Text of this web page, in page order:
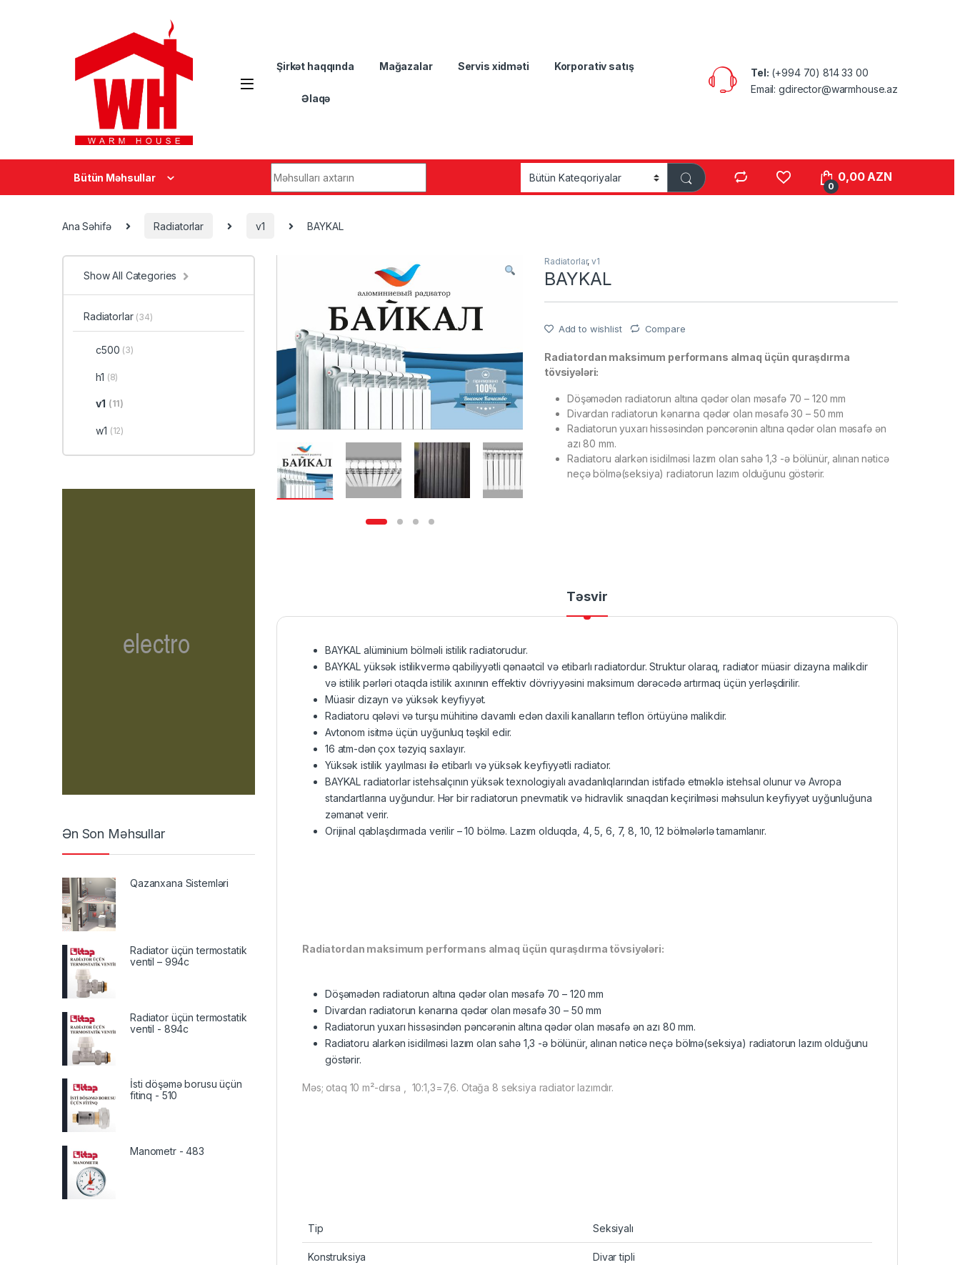
Şirkət haqqında Mağazalar Servis xidməti Korporativ satış
Əlaqə
Tel: (+994 70) 814 33 00
Email: gdirector@warmhouse.az
Bütün Məhsullar
0
0,00AZN
Ana Səhifə Radiatorlar v1 BAYKAL
Radiatorlar,v1
BAYKAL
Add to wishlist Compare
Radiatordan maksimum performans almaq üçün quraşdırma
tövsiyələri:
Döşəmədən radiatorun altına qədər olan məsafə 70 – 120 mm
Divardan radiatorun kənarına qədər olan məsafə 30 – 50 mm
Radiatorun yuxarı hissəsindən pəncərənin altına qədər olan məsafə ən
azı 80 mm.
Radiatoru alarkən isidilməsi lazım olan sahə 1,3 -ə bölünür, alınan nəticə
neçə bölmə(seksiya) radiatorun lazım olduğunu göstərir.
Təsvir
BAYKAL alüminium bölməli istilik radiatorudur.
BAYKAL yüksək istilikvermə qabiliyyətli qənaətcil və etibarlı radiatordur. Struktur olaraq, radiator müasir dizayna malikdir
və istilik pərləri otaqda istilik axınının effektiv dövriyyəsini maksimum dərəcədə artırmaq üçün yerləşdirilir.
Müasir dizayn və yüksək keyfiyyət.
Radiatoru qələvi və turşu mühitinə davamlı edən daxili kanalların teflon örtüyünə malikdir.
Avtonom isitmə üçün uyğunluq təşkil edir.
16 atm-dən çox təzyiq saxlayır.
Yüksək istilik yayılması ilə etibarlı və yüksək keyfiyyətli radiator.
BAYKAL radiatorlar istehsalçının yüksək texnologiyalı avadanlıqlarından istifadə etməklə istehsal olunur və Avropa
standartlarına uyğundur. Hər bir radiatorun pnevmatik və hidravlik sınaqdan keçirilməsi məhsulun keyfiyyət uyğunluğuna
zəmanət verir.
Orijinal qablaşdırmada verilir – 10 bölmə. Lazım olduqda, 4, 5, 6, 7, 8, 10, 12 bölmələrlə tamamlanır.
Radiatordan maksimum performans almaq üçün quraşdırma tövsiyələri:
Döşəmədən radiatorun altına qədər olan məsafə 70 – 120 mm
Divardan radiatorun kənarına qədər olan məsafə 30 – 50 mm
Radiatorun yuxarı hissəsindən pəncərənin altına qədər olan məsafə ən azı 80 mm.
Radiatoru alarkən isidilməsi lazım olan sahə 1,3 -ə bölünür, alınan nəticə neçə bölmə(seksiya) radiatorun lazım olduğunu
göstərir.
Məs; otaq 10 m²-dırsa , 10:1,3=7,6. Otağa 8 seksiya radiator lazımdır.
Tip Seksiyalı
Konstruksiya Divar tipli
Show All Categories
Radiatorlar (34)
c500 (3)
h1 (8)
v1 (11)
w1 (12)
Ən Son Məhsullar
Qazanxana Sistemləri
Radiator üçün termostatik
ventil – 994c
Radiator üçün termostatik
ventil - 894c
İsti döşəmə borusu üçün
fitinq - 510
Manometr - 483